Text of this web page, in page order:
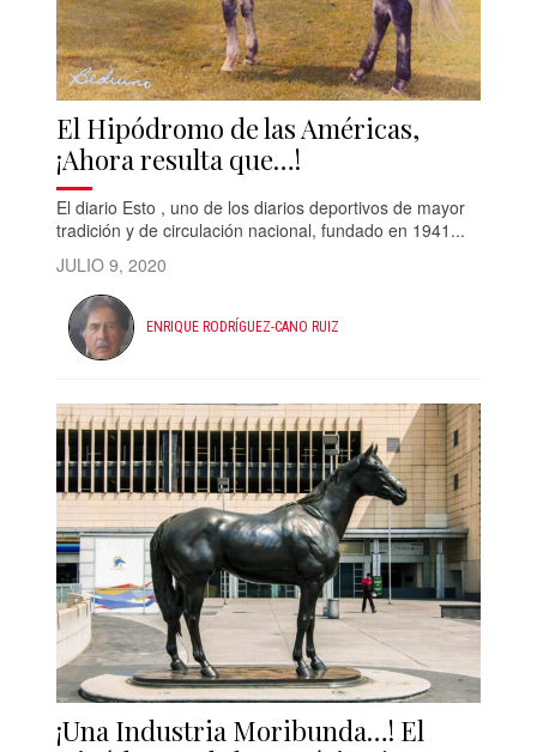
El Hipódromo de las Américas,
¡Ahora resulta que…!
El diario Esto , uno de los diarios deportivos de mayor
tradición y de circulación nacional, fundado en 1941...
JULIO 9, 2020
ENRIQUE RODRÍGUEZ-CANO RUIZ
¡Una Industria Moribunda…! El